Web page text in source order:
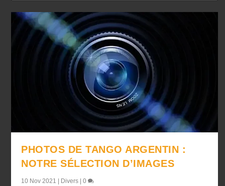
PHOTOS DE TANGO ARGENTIN :
NOTRE SÉLECTION D’IMAGES
10 Nov 2021 | Divers |0